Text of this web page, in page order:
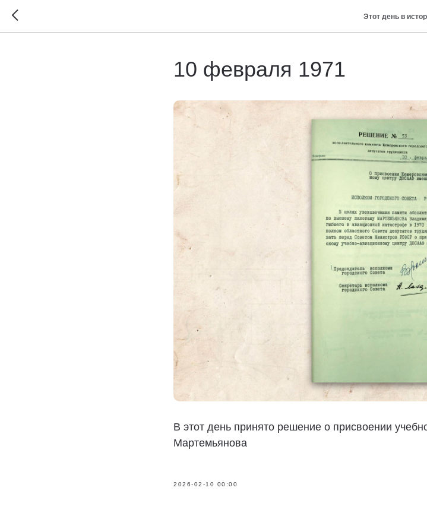
Этот день в
10 февраля 1971
В этот день принято решение о присвоении
Мартемьянова
2026-02-10 00:00